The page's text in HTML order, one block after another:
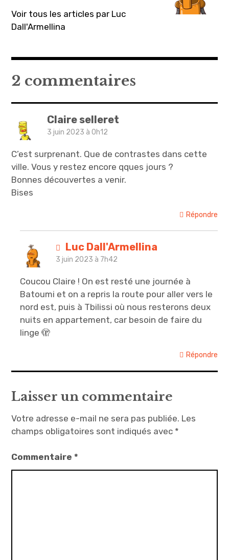
Voir tous les articles par Luc
Dall'Armellina
2 commentaires
Claire selleret
3 juin 2023 à 0h12
C’est surprenant. Que de contrastes dans cette
ville. Vous y restez encore qques jours ?
Bonnes découvertes a venir.
Bises
Répondre
Luc Dall'Armellina
3 juin 2023 à 7h42
Coucou Claire ! On est resté une journée à
Batoumi et on a repris la route pour aller vers le
nord est, puis à Tbilissi où nous resterons deux
nuits en appartement, car besoin de faire du
linge 🫣
Répondre
Laisser un commentaire
Votre adresse e-mail ne sera pas publiée. Les
champs obligatoires sont indiqués avec *
Commentaire*